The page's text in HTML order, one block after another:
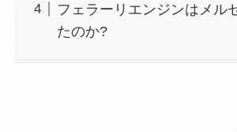
フェラーリエンジンはメル
たのか?